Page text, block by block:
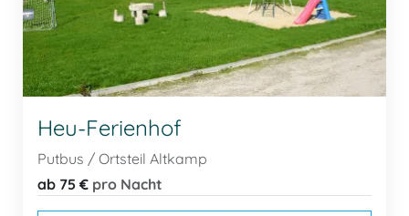
Heu-Ferienhof
Putbus / Ortsteil Altkamp
ab 75 € pro Nacht